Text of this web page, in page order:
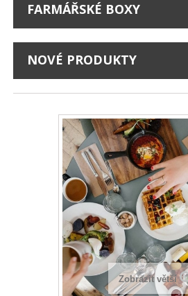
FARMÁŘSKÉ BOXY
NOVÉ PRODUKTY
Zobrazit větší